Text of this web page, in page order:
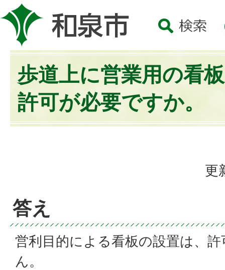
歩道上に営業用の看
許可が必要ですか。
更
答え
営利目的による看板の設置は、
ん。